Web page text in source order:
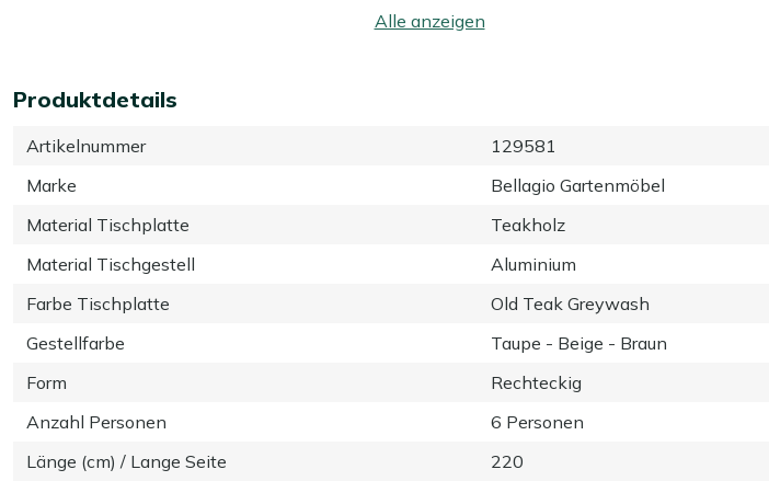
Alle anzeigen
Produktdetails
Artikelnummer
129581
Marke
Bellagio Gartenmöbel
Material Tischplatte
Teakholz
Material Tischgestell
Aluminium
Farbe Tischplatte
Old Teak Greywash
Gestellfarbe
Taupe - Beige - Braun
Form
Rechteckig
Anzahl Personen
6 Personen
Länge (cm) / Lange Seite
220